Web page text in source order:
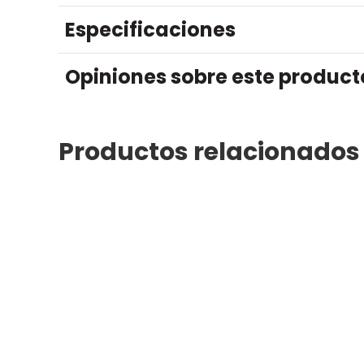
Especificaciones
Opiniones sobre este
Productos relacionados